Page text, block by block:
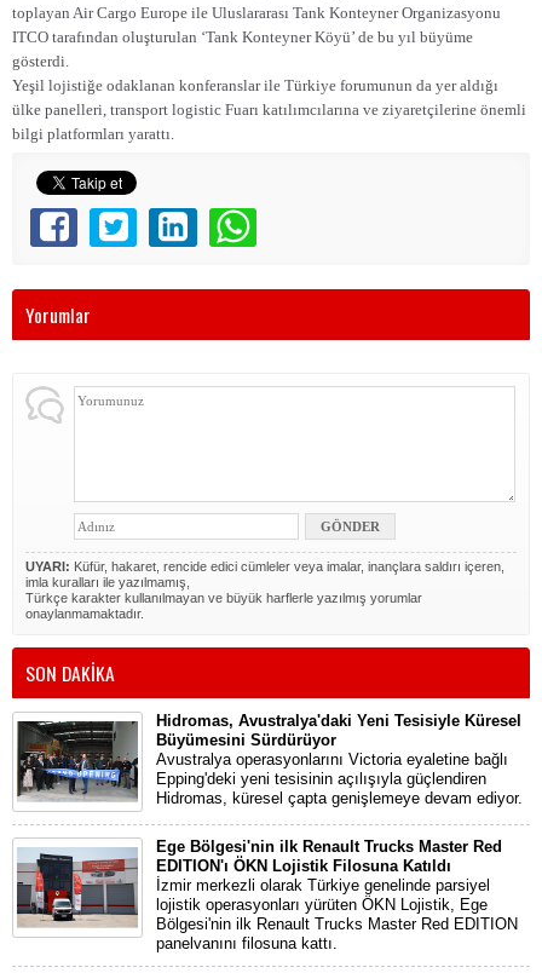
toplayan Air Cargo Europe ile Uluslararası Tank Konteyner Organizasyonu
ITCO tarafından oluşturulan ‘Tank Konteyner Köyü’ de bu yıl büyüme
gösterdi.
Yeşil lojistiğe odaklanan konferanslar ile Türkiye forumunun da yer aldığı
ülke panelleri, transport logistic Fuarı katılımcılarına ve ziyaretçilerine önemli
bilgi platformları yarattı.
Yorumlar
UYARI: Küfür, hakaret, rencide edici cümleler veya imalar, inançlara saldırı içeren,
imla kuralları ile yazılmamış,
Türkçe karakter kullanılmayan ve büyük harflerle yazılmış yorumlar
onaylanmamaktadır.
SON DAKİKA
Hidromas, Avustralya'daki Yeni Tesisiyle Küresel
Büyümesini Sürdürüyor
Avustralya operasyonlarını Victoria eyaletine bağlı
Epping'deki yeni tesisinin açılışıyla güçlendiren
Hidromas, küresel çapta genişlemeye devam ediyor.
Ege Bölgesi'nin ilk Renault Trucks Master Red
EDITION'ı ÖKN Lojistik Filosuna Katıldı
İzmir merkezli olarak Türkiye genelinde parsiyel
lojistik operasyonları yürüten ÖKN Lojistik, Ege
Bölgesi'nin ilk Renault Trucks Master Red EDITION
panelvanını filosuna kattı.